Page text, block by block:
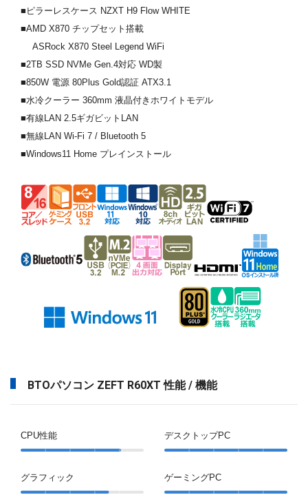
■ピラーレスケース NZXT H9 Flow WHITE
■AMD X870 チップセット搭載
ASRock X870 Steel Legend WiFi
■2TB SSD NVMe Gen.4対応 WD製
■850W 電源 80Plus Gold認証 ATX3.1
■水冷クーラー 360mm 液晶付きホワイトモデル
■有線LAN 2.5ギガビットLAN
■無線LAN Wi-Fi 7 / Bluetooth 5
■Windows11 Home プレインストール
BTOパソコン ZEFT R60XT 性能 / 機能
CPU性能
グラフィック
デスクトップPC
ゲーミングPC